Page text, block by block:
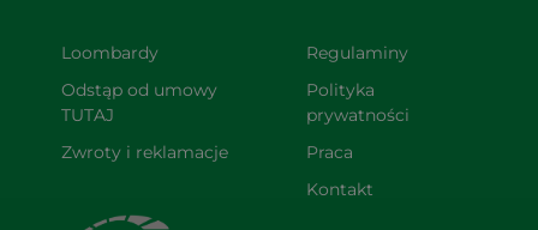
Loombardy
Odstąp od umowy
TUTAJ
Zwroty i reklamacje
Regulaminy
Polityka
prywatności
Praca
Kontakt